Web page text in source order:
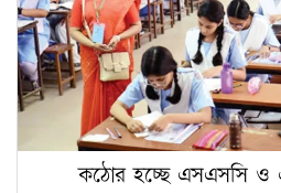
কঠোর হচ্ছে এসএসসি ও